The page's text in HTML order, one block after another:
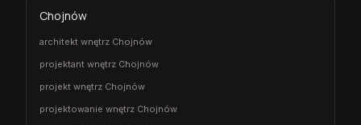
Chojnów
architekt wnętrz Chojnów
projektant wnętrz Chojnów
projekt wnętrz Chojnów
projektowanie wnętrz Chojnów